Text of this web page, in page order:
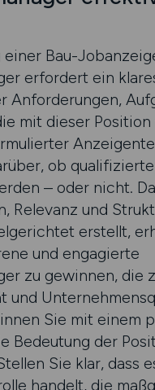
einer Bau-
erfordert ein
Anforderungen,
mit dieser
ob
– oder nicht.
Relevanz und
erstellt,
und engagierte
zu gewinnen, die
und
Sie mit einem
Bedeutung der
Sie klar, dass
handelt, die